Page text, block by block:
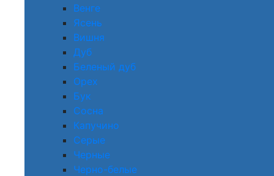
Венге
Ясень
Вишня
Дуб
Беленый дуб
Орех
Бук
Сосна
Капучино
Серые
Черные
Черно-белые